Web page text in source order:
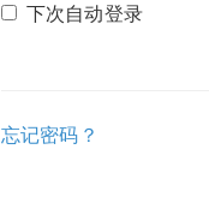
下次自动登录
忘记密码？